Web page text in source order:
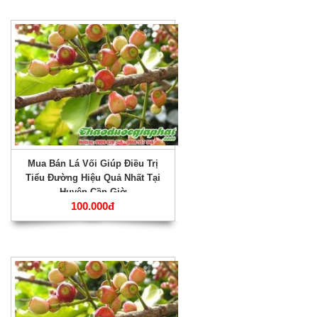
Mua Bán Lá Vối Giúp Điều Trị
Tiểu Đường Hiệu Quả Nhất Tại
Huyện Cần Giờ
100.000đ